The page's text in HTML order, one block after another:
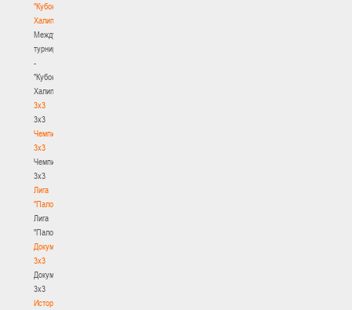
"Кубок
Халипского"
Международный
турнир
-
"Кубок
Халипского"
3x3
3x3
Чемпионат
3х3
Чемпионат
3х3
Лига
"Палова"
Лига
"Палова"
Документы
3х3
Документы
3х3
История